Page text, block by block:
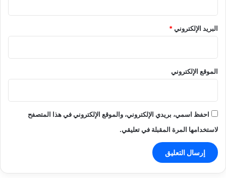
البريد الإلكتروني*
الموقع الإلكتروني
احفظ اسمي، بريدي الإلكتروني، والموقع الإلكتروني في هذا المتصفح
لاستخدامها المرة المقبلة في تعليقي.